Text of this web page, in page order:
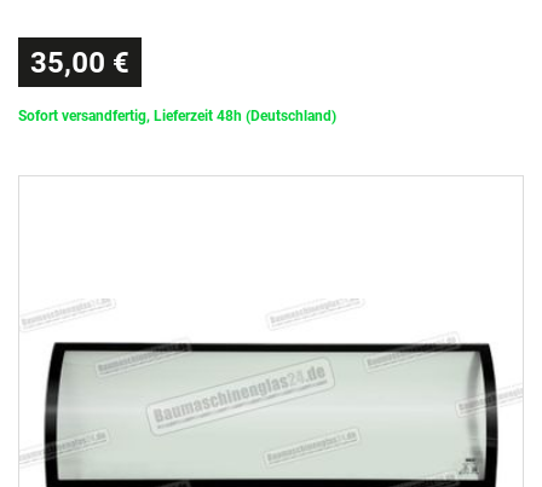
35,00 €
Sofort versandfertig, Lieferzeit 48h (Deutschland)